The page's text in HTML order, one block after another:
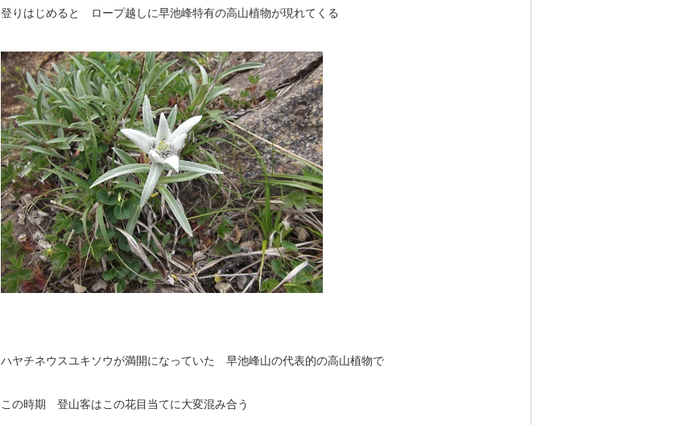
登りはじめると ロープ越しに早池峰特有の高山植物が現れてくる
ハヤチネウスユキソウが満開になっていた 早池峰山の代表的の高山植物で
この時期 登山客はこの花目当てに大変混み合う